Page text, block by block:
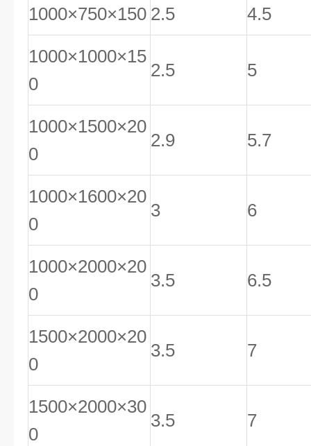
1000×750×150 2.5 4.5
1000×1000×15
0
2.5 5
1000×1500×20
0
2.9 5.7
1000×1600×20
0
3 6
1000×2000×20
0
3.5 6.5
1500×2000×20
0
3.5 7
1500×2000×30
0
3.5 7